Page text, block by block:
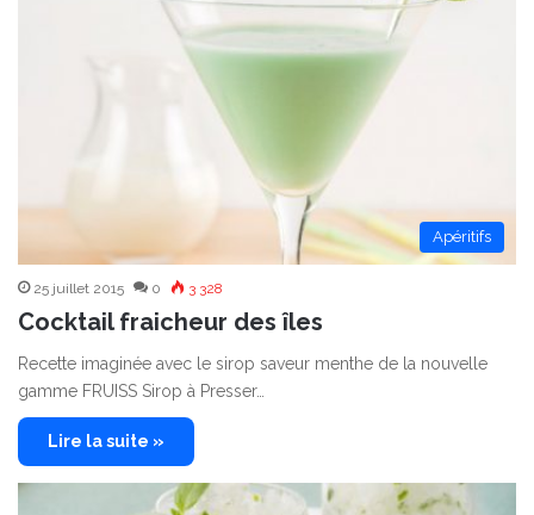
Apéritifs
25 juillet 2015 0 3 328
Cocktail fraicheur des îles
Recette imaginée avec le sirop saveur menthe de la nouvelle
gamme FRUISS Sirop à Presser…
Lire la suite »